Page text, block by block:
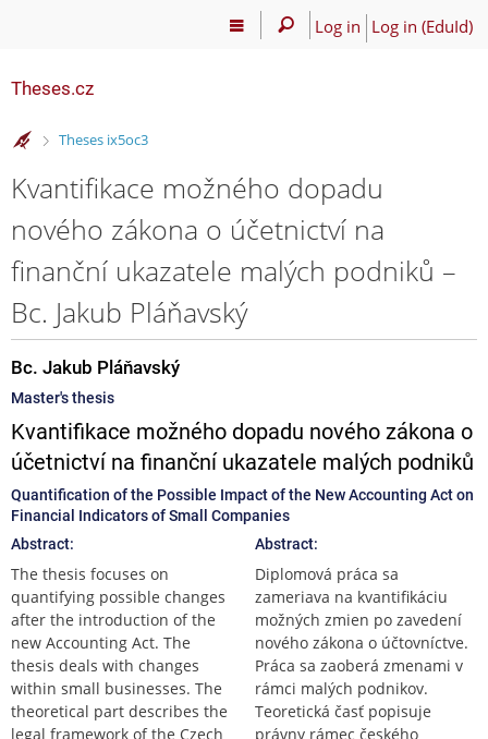
Log in Log in (EduId)
Theses.cz
>
Theses ix5oc3
Kvantifikace možného dopadu
nového zákona o účetnictví na
finanční ukazatele malých podniků –
Bc. Jakub Pláňavský
Bc. Jakub Pláňavský
Master's thesis
Kvantifikace možného dopadu nového zákona o
účetnictví na finanční ukazatele malých podniků
Quantification of the Possible Impact of the New Accounting Act on
Financial Indicators of Small Companies
Abstract:
The thesis focuses on
quantifying possible changes
after the introduction of the
new Accounting Act. The
thesis deals with changes
within small businesses. The
theoretical part describes the
legal framework of the Czech
Abstract:
Diplomová práca sa
zameriava na kvantifikáciu
možných zmien po zavedení
nového zákona o účtovníctve.
Práca sa zaoberá zmenami v
rámci malých podnikov.
Teoretická časť popisuje
právny rámec českého